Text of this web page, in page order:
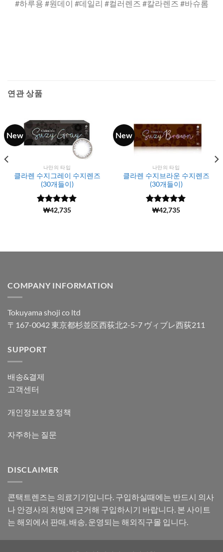
#하루용 #원데이 #데일리 #컬러렌즈 #칼라렌즈 #바슈롬
연관 상품
New
나만의 타입
클라렌 수지그레이 수지렌즈
(30개들이)
5 중에서
(1111)
₩42,735
New
나만의 타입
클라렌 수지브라운 수지렌즈
(30개들이)
5 중에서
(890)
₩42,735
COMPANY INFORMATION
Tokuyama shoji co ltd
〒167-0042 東京都杉並区西荻北2-5-7 ヴィブレ西荻211
SUPPORT
배송&결제
고객센터
개인정보보호정책
자주하는 질문
DISCLAIMER
콘택트렌즈는 의료기기입니다. 구입하실때에는 반드시 의사
나 안경사의 처방에 근거해 구입하시기 바랍니다. 본 사이트
는 해외에서 판매, 배송, 운영되는 해외직구몰 입니다.